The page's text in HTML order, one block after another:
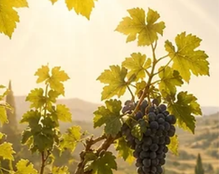
INTRODUÇÃO Depois da Ressurreição do
Senhor, os Apóstolos ainda permaneciam
reunidos à espera. Haviam contemplado o
sepulcro vazio, encontrado o Cristo vivo e
recebido dele a missão de anunciar o Evangelho
a todas as nações. Contudo, antes de partirem,
deveriam acolher a força prometida do alto. No
Cenáculo, unidos em oração com a Virgem
aguardavam o dom que transformaria seu temor
em coragem apostólica. No dia de Pentecostes,
Espírito Santo desceu sobre eles. Aquele